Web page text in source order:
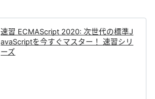
速習 ECMAScript 2020: 次世代の標準J
avaScriptを今すぐマスター！ 速習シリ
ーズ